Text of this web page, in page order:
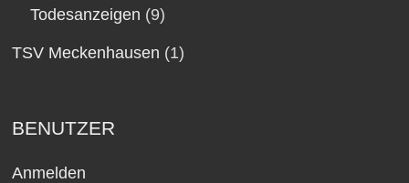
Todesanzeigen (9)
TSV Meckenhausen (1)
BENUTZER
Anmelden